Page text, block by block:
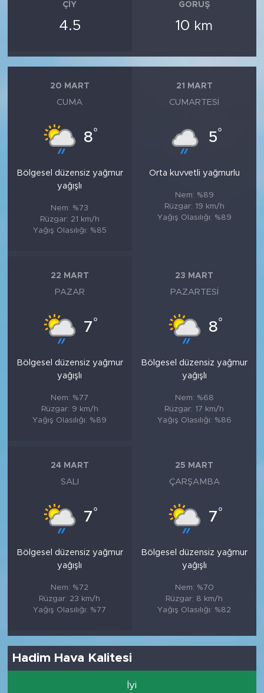
ÇIY
4.5
GÖRÜŞ
10 km
20 MART
CUMA
8°
Bölgesel düzensiz yağmur
yağışlı
Nem: %73
Rüzgar: 21 km/h
Yağış Olasılığı: %85
21 MART
CUMARTESI
5°
Orta kuvvetli yağmurlu
Nem: %89
Rüzgar: 19 km/h
Yağış Olasılığı: %89
22 MART
PAZAR
7°
Bölgesel düzensiz yağmur
yağışlı
Nem: %77
Rüzgar: 9 km/h
Yağış Olasılığı: %89
23 MART
PAZARTESI
8°
Bölgesel düzensiz yağmur
yağışlı
Nem: %68
Rüzgar: 17 km/h
Yağış Olasılığı: %86
24 MART
SALI
7°
Bölgesel düzensiz yağmur
yağışlı
Nem: %72
Rüzgar: 23 km/h
Yağış Olasılığı: %77
25 MART
ÇARŞAMBA
7°
Bölgesel düzensiz yağmur
yağışlı
Nem: %70
Rüzgar: 8 km/h
Yağış Olasılığı: %82
Hadim Hava Kalitesi
İyi